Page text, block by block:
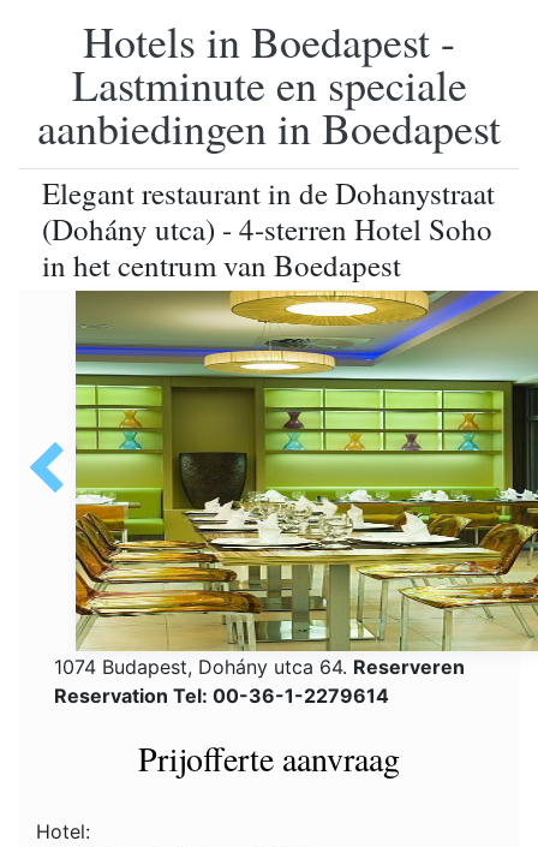
Hotels in Boedapest -
Lastminute en speciale
aanbiedingen in Boedapest
Elegant restaurant in de Dohanystraat
(Dohány utca) - 4-sterren Hotel Soho
in het centrum van Boedapest
1074 Budapest, Dohány utca 64. Reserveren
Reservation Tel: 00-36-1-2279614
Prijofferte aanvraag
Hotel: